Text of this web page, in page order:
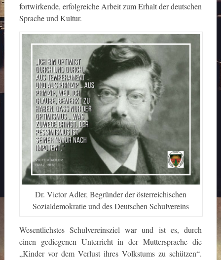
fortwirkende, erfolgreiche Arbeit zum Erhalt der deutschen
Sprache und Kultur.
Dr. Victor Adler, Begründer der österreichischen
Sozialdemokratie und des Deutschen Schulvereins
Wesentlichstes Schulvereinsziel war und ist es, durch
einen gediegenen Unterricht in der Muttersprache die
„Kinder vor dem Verlust ihres Volkstums zu schützen“.